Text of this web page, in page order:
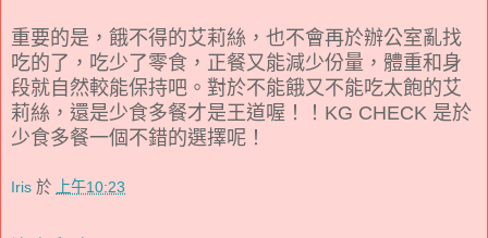
重要的是，餓不得的艾莉絲，也不會再於辦公室亂找
吃的了，吃少了零食，正餐又能減少份量，體重和身
段就自然較能保持吧。對於不能餓又不能吃太飽的艾
莉絲，還是少食多餐才是王道喔！！KG CHECK 是於
少食多餐一個不錯的選擇呢！
Iris 於 上午10:23